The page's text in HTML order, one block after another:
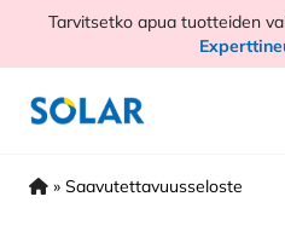
HyppääTarvitsetko apua tuotteiden
» Saavutettavuusseloste